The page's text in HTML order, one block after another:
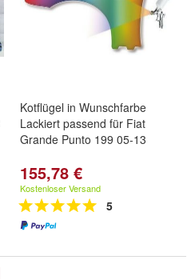
Kotflügel in Wunschfarbe
Lackiert passend für Fiat
Grande Punto 199 05-13
155,78 €
Kostenloser Versand
5